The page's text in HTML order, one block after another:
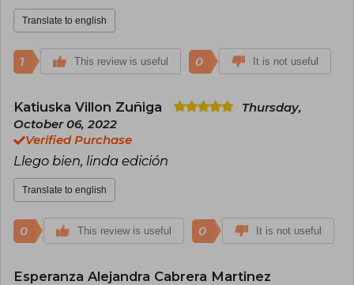
Translate to english
1 This review is useful 0 It is not useful
Katiuska Villon Zuñiga
Thursday,
October 06, 2022
Verified Purchase
Llego bien, linda edición
Translate to english
0 This review is useful 0 It is not useful
Esperanza Alejandra Cabrera Martinez